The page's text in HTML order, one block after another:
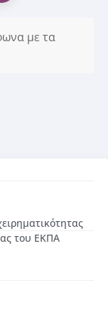
με τα
του ΕΚΠΑ